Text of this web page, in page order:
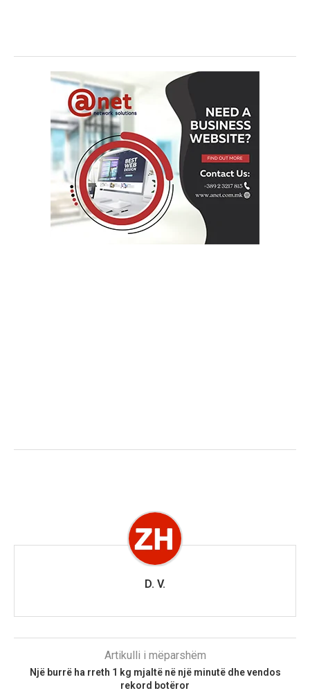
D. V.
Artikulli i mëparshëm
Një burrë ha rreth 1 kg mjaltë në një minutë dhe vendos
rekord botëror